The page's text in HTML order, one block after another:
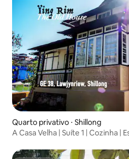
Quarto privativo ⋅ Shillong
A Casa Velha | Suíte 1 | Cozinha |